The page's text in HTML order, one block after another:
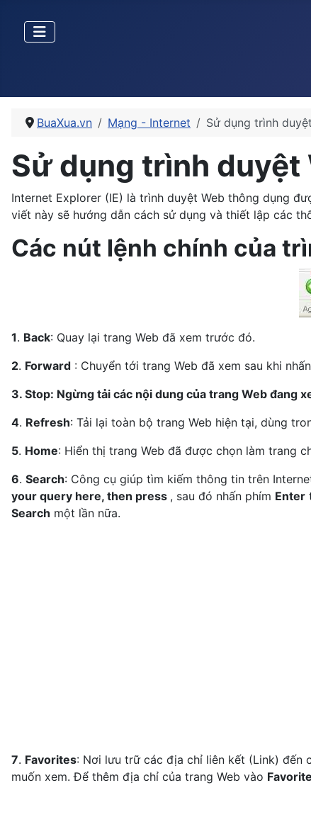
BuaXua.vn Mạng - Internet Sử dụng trình
Sử dụng trình duyệt
Internet Explorer (IE) là trình duyệt Web thông dụng
viết này sẽ hướng dẫn cách sử dụng và thiết lập các
Các nút lệnh chính của
1. Back: Quay lại trang Web đã xem trước đó.
2. Forward : Chuyển tới trang Web đã xem sau khi
3. Stop: Ngừng tải các nội dung của trang Web đang
4. Refresh: Tải lại toàn bộ trang Web hiện tại, dùng
5. Home: Hiển thị trang Web đã được chọn làm trang
6. Search: Công cụ giúp tìm kiếm thông tin trên
your query here, then press , sau đó nhấn phím Enter
Search một lần nữa.
7. Favorites: Nơi lưu trữ các địa chỉ liên kết (Link) đến
muốn xem. Để thêm địa chỉ của trang Web vào